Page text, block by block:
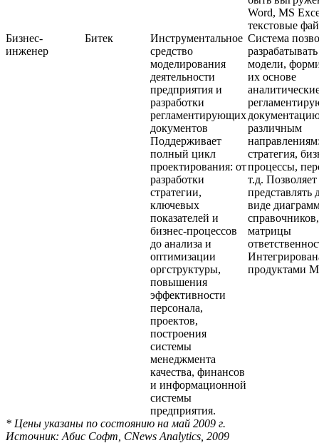
Word, MS
текстовые
Бизнес-
инженер
Битек
Инструментальное
средство
моделирования
деятельности
предприятия и
разработки
регламентирующих
документов
Поддерживает
полный цикл
проектирования: от
разработки
стратегии,
ключевых
показателей и
бизнес-процессов
до анализа и
оптимизации
оргструктуры,
повышения
эффективности
персонала,
проектов,
построения
системы
менеджмента
качества, финансов
и информационной
системы
предприятия.
Система
модели,
их основе
различным
стратегия,
процессы,
т.д. Позволяет
представлять
виде
матрицы
продуктами
* Цены указаны по состоянию на май 2009 г.
Источник: Абис Софт, CNews Analytics, 2009